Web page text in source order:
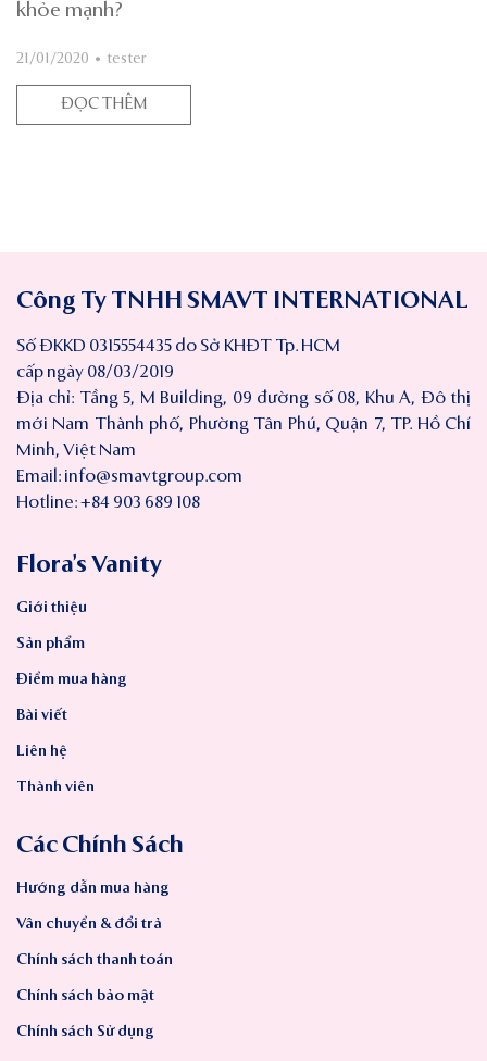
khỏe mạnh?
21/01/2020 • tester
ĐỌC THÊM
Công Ty TNHH SMAVT INTERNATIONAL
Số ĐKKD 0315554435 do Sở KHĐT Tp. HCM
cấp ngày 08/03/2019
Địa chỉ: Tầng 5, M Building, 09 đường số 08, Khu A, Đô thị
mới Nam Thành phố, Phường Tân Phú, Quận 7, TP. Hồ Chí
Minh, Việt Nam
Email: info@smavtgroup.com
Hotline: +84 903 689 108
Flora’s Vanity
Giới thiệu
Sản phẩm
Điểm mua hàng
Bài viết
Liên hệ
Thành viên
Các Chính Sách
Hướng dẫn mua hàng
Vân chuyển & đổi trả
Chính sách thanh toán
Chính sách bảo mật
Chính sách Sử dụng